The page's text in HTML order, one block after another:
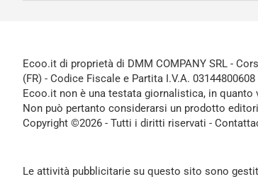
Ecoo.it di proprietà di DMM COMPANY SRL -
(FR) - Codice Fiscale e Partita I.V.A. 03144800608
Ecoo.it non è una testata giornalistica, in
Non può pertanto considerarsi un prodotto
Copyright ©2026 - Tutti i diritti riservati -
Le attività pubblicitarie su questo sito sono